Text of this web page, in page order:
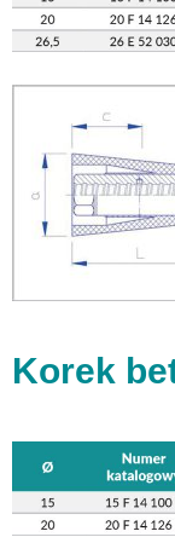
Korek